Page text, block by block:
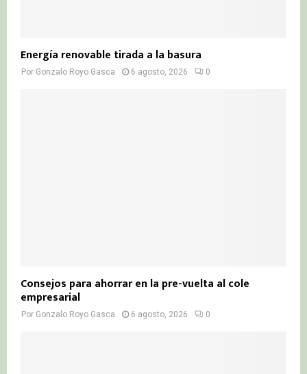
Energía renovable tirada a la basura
Por Gonzalo Royo Gasca 6 agosto, 2026 0
Consejos para ahorrar en la pre-vuelta al cole
empresarial
Por Gonzalo Royo Gasca 6 agosto, 2026 0